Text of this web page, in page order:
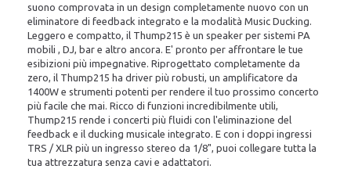
suono comprovata in un design completamente nuovo con un
eliminatore di feedback integrato e la modalità Music Ducking.
Leggero e compatto, il Thump215 è un speaker per sistemi PA
mobili , DJ, bar e altro ancora. E' pronto per affrontare le tue
esibizioni più impegnative. Riprogettato completamente da
zero, il Thump215 ha driver più robusti, un amplificatore da
1400W e strumenti potenti per rendere il tuo prossimo concerto
più facile che mai. Ricco di funzioni incredibilmente utili,
Thump215 rende i concerti più fluidi con l'eliminazione del
feedback e il ducking musicale integrato. E con i doppi ingressi
TRS / XLR più un ingresso stereo da 1/8", puoi collegare tutta la
tua attrezzatura senza cavi e adattatori.